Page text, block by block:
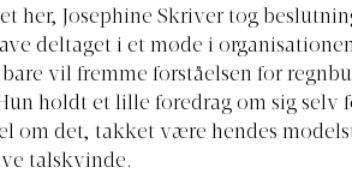
her, Josephine Skriver tog
deltaget i et møde i
vil fremme forståelsen for
holdt et lille foredrag om sig selv
om det, takket være hendes
talskvinde.